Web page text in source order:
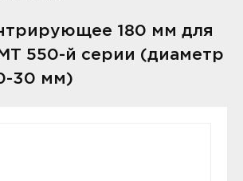
180 мм для
550-й серии (диаметр
30 мм)